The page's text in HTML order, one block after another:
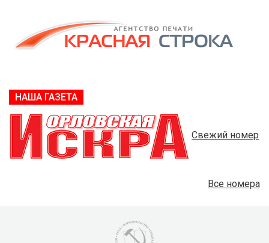
НАША ГАЗЕТА
Свежий номер
Все номера